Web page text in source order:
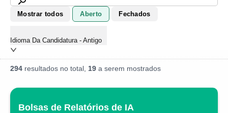
Mostrar todos Aberto Fechados
Idioma Da Candidatura - Antigo
294 resultados no total, 19 a serem mostrados
Bolsas de Relatórios de IA